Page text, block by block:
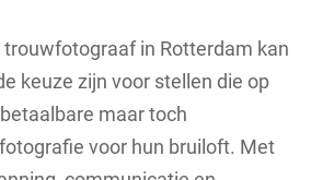
trouwfotograaf in Rotterdam kan
keuze zijn voor stellen die op
maar toch
voor hun bruiloft. Met